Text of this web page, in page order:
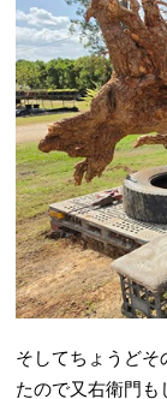
そしてちょうどそ
たので又右衛門も